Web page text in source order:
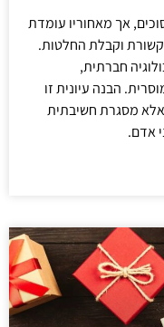
אך מאחוריו עומדת
וקבלת החלטות.
חברתית,
הבנה עיונית זו
מסגרת חשיבתית
אדם.